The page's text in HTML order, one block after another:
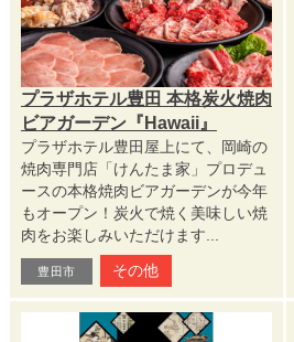
プラザホテル豊田 本格炭火焼肉
ビアガーデン『Hawaii』
プラザホテル豊田屋上にて、岡崎の
焼肉専門店「けんたま家」プロデュ
ースの本格焼肉ビアガーデンが今年
もオープン！炭火で焼く美味しい焼
肉をお楽しみいただけます...
豊田市 その他